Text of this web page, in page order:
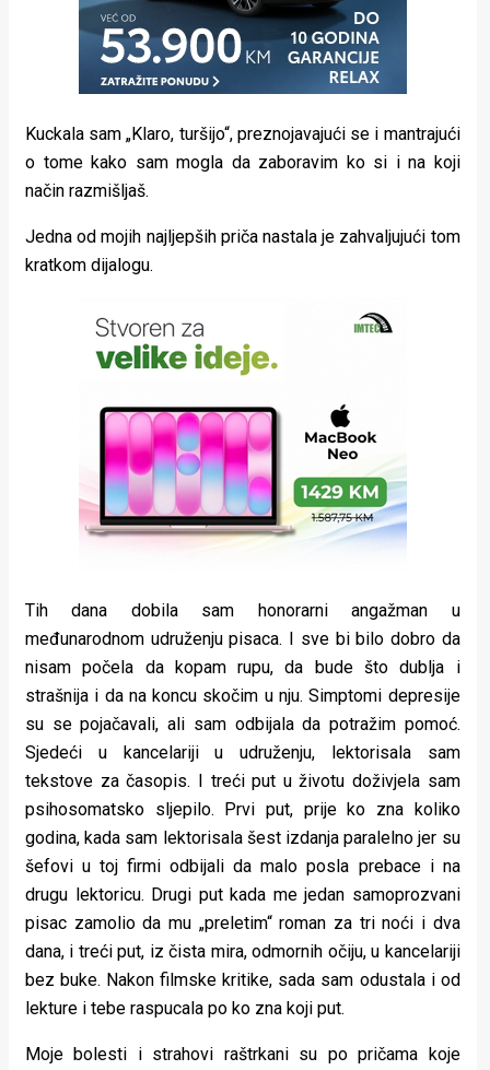
Kuckala sam „Klaro, turšijo“, preznojavajući se i mantrajući
o tome kako sam mogla da zaboravim ko si i na koji
način razmišljaš.
Jedna od mojih najljepših priča nastala je zahvaljujući tom
kratkom dijalogu.
Tih dana dobila sam honorarni angažman u
međunarodnom udruženju pisaca. I sve bi bilo dobro da
nisam počela da kopam rupu, da bude što dublja i
strašnija i da na koncu skočim u nju. Simptomi depresije
su se pojačavali, ali sam odbijala da potražim pomoć.
Sjedeći u kancelariji u udruženju, lektorisala sam
tekstove za časopis. I treći put u životu doživjela sam
psihosomatsko sljepilo. Prvi put, prije ko zna koliko
godina, kada sam lektorisala šest izdanja paralelno jer su
šefovi u toj firmi odbijali da malo posla prebace i na
drugu lektoricu. Drugi put kada me jedan samoprozvani
pisac zamolio da mu „preletim“ roman za tri noći i dva
dana, i treći put, iz čista mira, odmornih očiju, u kancelariji
bez buke. Nakon filmske kritike, sada sam odustala i od
lekture i tebe raspucala po ko zna koji put.
Moje bolesti i strahovi raštrkani su po pričama koje